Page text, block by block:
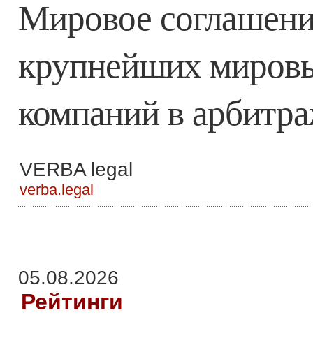
Мировое
крупнейших
компаний в
VERBA legal
verba.legal
05.08.2026
Рейтинги